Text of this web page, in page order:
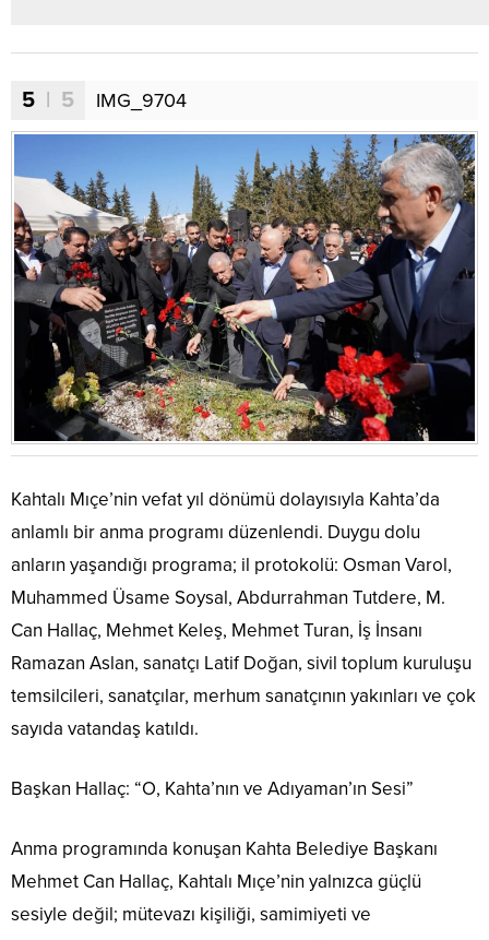
5 | 5 IMG_9704
Kahtalı Mıçe’nin vefat yıl dönümü dolayısıyla Kahta’da
anlamlı bir anma programı düzenlendi. Duygu dolu
anların yaşandığı programa; il protokolü: Osman Varol,
Muhammed Üsame Soysal, Abdurrahman Tutdere, M.
Can Hallaç, Mehmet Keleş, Mehmet Turan, İş İnsanı
Ramazan Aslan, sanatçı Latif Doğan, sivil toplum kuruluşu
temsilcileri, sanatçılar, merhum sanatçının yakınları ve çok
sayıda vatandaş katıldı.
Başkan Hallaç: “O, Kahta’nın ve Adıyaman’ın Sesi”
Anma programında konuşan Kahta Belediye Başkanı
Mehmet Can Hallaç, Kahtalı Mıçe’nin yalnızca güçlü
sesiyle değil; mütevazı kişiliği, samimiyeti ve